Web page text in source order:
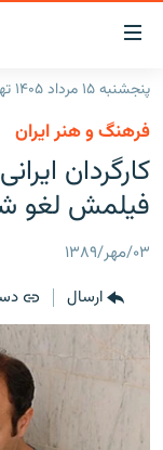
لینک‌های
قابلیت
دسترسی
بازگشت
بازگشت
به
منوی
اصلی
رفتن
صفحه
جستجو
صفحه اصلی
ایران
جهان
برنامه‌های رادیویی
پادکست
چندرسانه‌ای
گزارش‌های تصویری
گزارش‌های ویدئویی
زنان فردا
English
پنجشنبه ۱۵ مرداد ۱۴۰۵ تهران ۱۹:۳۸
فرهنگ و هنر ایران
کارگردان
فیلمش لغو
۰۳/مهر/۱۳۸۹
ارسال